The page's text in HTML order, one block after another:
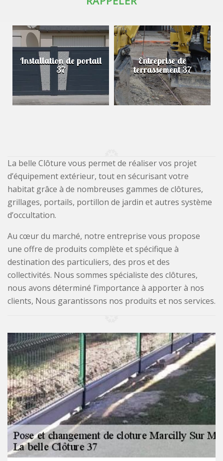
Installation de portail
37
Entreprise de
terrassement 37
La belle Clôture vous permet de réaliser vos projet
d’équipement extérieur, tout en sécurisant votre
habitat grâce à de nombreuses gammes de clôtures,
grillages, portails, portillon de jardin et autres système
d’occultation.
Au cœur du marché, notre entreprise vous propose
une offre de produits complète et spécifique à
destination des particuliers, des pros et des
collectivités. Nous sommes spécialiste des clôtures,
nous avons déterminé l’importance à apporter à nos
clients, Nous garantissons nos produits et nos services.